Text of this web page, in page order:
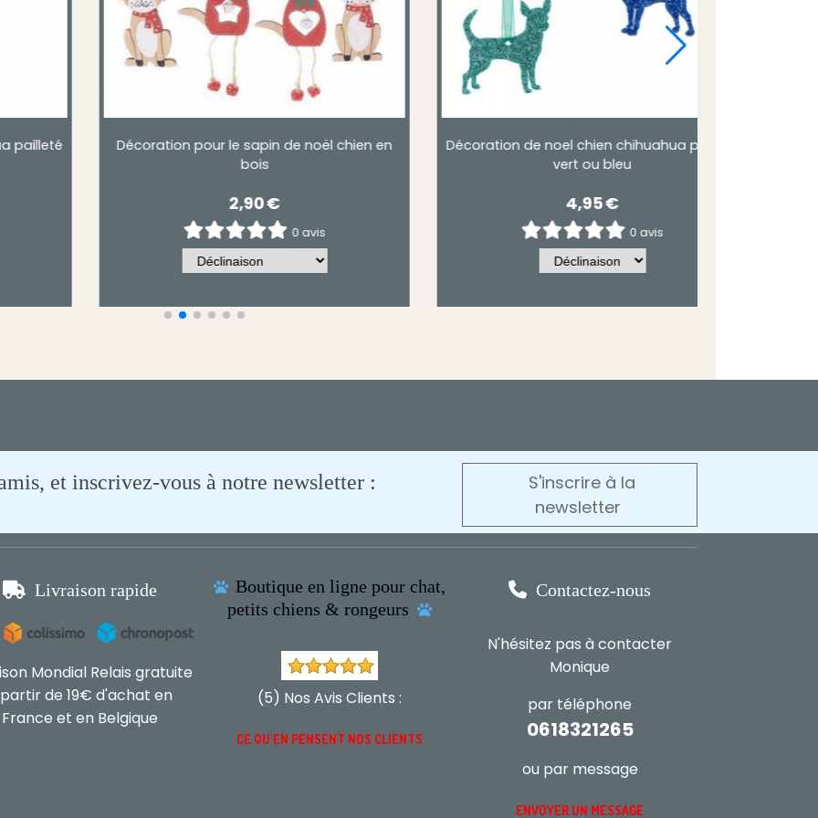
pailleté
Décoration de noel chien d'ibiza pailleté
4,95
Décoration chien bouledogue ou york de
noel.
3,90
et inscrivez-vous à notre newsletter :
S'inscrire à la
newsletter
 Livraison rapide
Mondial Relais gratuite
de 19€ d'achat en
France et en Belgique
 Boutique en ligne pour chat,
petits chiens & rongeurs

(5) Nos Avis Clients :
CE QU'EN PENSENT NOS CLIENTS
 Contactez-nous
N'hésitez pas à contacter
Monique
par téléphone
0618321265
ou par message
ENVOYER UN MESSAGE